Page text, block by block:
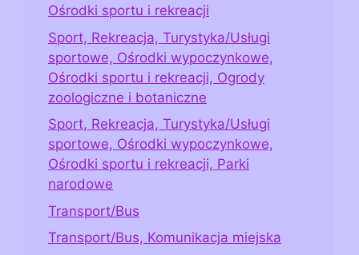
Ośrodki sportu i rekreacji
Sport, Rekreacja, Turystyka/Usługi
sportowe, Ośrodki wypoczynkowe,
Ośrodki sportu i rekreacji, Ogrody
zoologiczne i botaniczne
Sport, Rekreacja, Turystyka/Usługi
sportowe, Ośrodki wypoczynkowe,
Ośrodki sportu i rekreacji, Parki
narodowe
Transport/Bus
Transport/Bus, Komunikacja miejska